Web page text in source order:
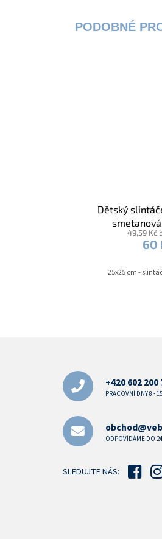
Dětský
49,59 Kč
60
25x25 cm -
+420 602 200
PRACOVNÍ DNY 8 -
ODPOVÍDÁME DO
SLEDUJTE NÁS: